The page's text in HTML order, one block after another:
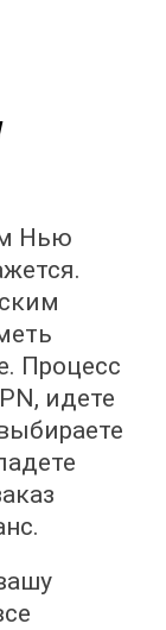
Нью
Процесс
идете